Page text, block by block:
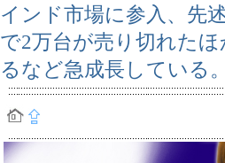
インド市場に参入、先
で2万台が売り切れた
るなど急成長している